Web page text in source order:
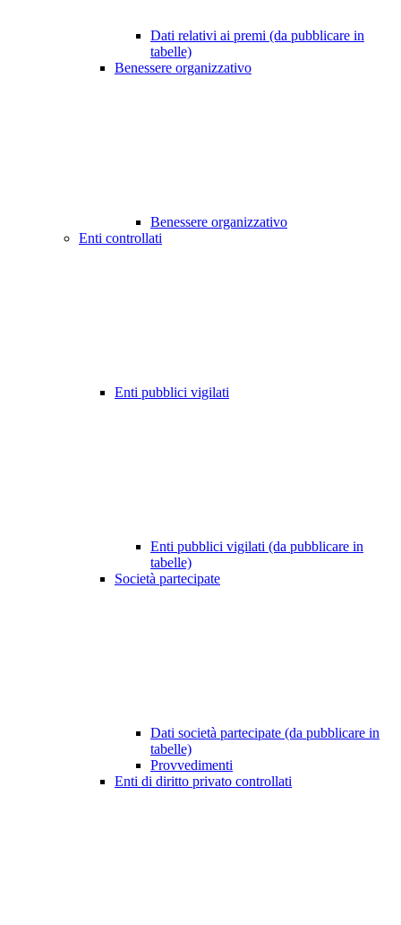
Dati relativi ai premi (da pubblicare in
tabelle)
Benessere organizzativo
Benessere organizzativo
Enti controllati
Enti pubblici vigilati
Enti pubblici vigilati (da pubblicare in
tabelle)
Società partecipate
Dati società partecipate (da pubblicare in
tabelle)
Provvedimenti
Enti di diritto privato controllati